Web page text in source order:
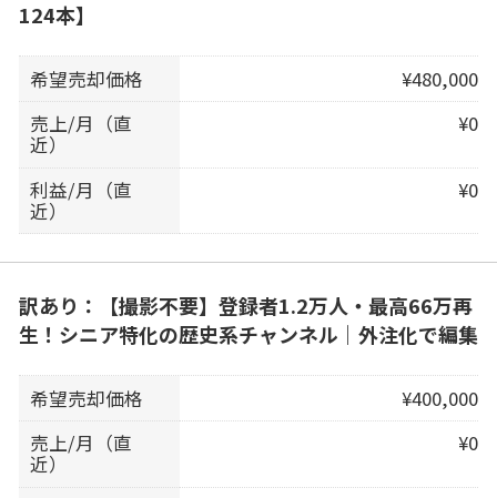
124本】
希望売却価格
¥480,000
売上/月（直
近）
¥0
利益/月（直
近）
¥0
訳あり：【撮影不要】登録者1.2万人・最高66万再
生！シニア特化の歴史系チャンネル｜外注化で編集
希望売却価格
¥400,000
売上/月（直
近）
¥0